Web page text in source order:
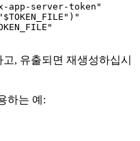
app-server-token"
" $TOKEN_FILE " ) "
"
, 유출되면 재생성하십시
하는 예: